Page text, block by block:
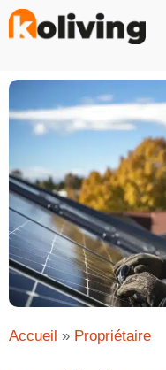
Aller
Accueil » Propriétaire